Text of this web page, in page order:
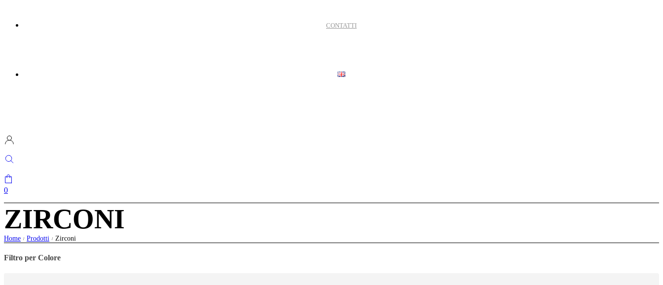
CONTATTI
0
ZIRCONI
Home / Prodotti / Zirconi
Filtro per Colore